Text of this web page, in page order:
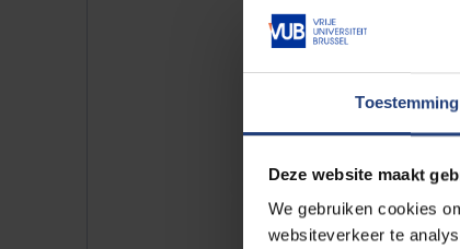
Toestemming
Deze website maakt
We gebruiken cookies
websiteverkeer te